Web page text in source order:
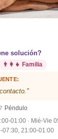
solución?
👨‍👩‍👧 Familia
Péndulo
01:00 · Mié-Vie
07:30, 21:00-01:00